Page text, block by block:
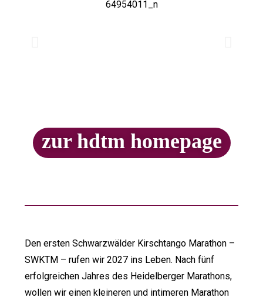
zur hdtm homepage
Den ersten Schwarzwälder Kirschtango Marathon –
SWKTM – rufen wir 2027 ins Leben. Nach fünf
erfolgreichen Jahres des Heidelberger Marathons,
wollen wir einen kleineren und intimeren Marathon